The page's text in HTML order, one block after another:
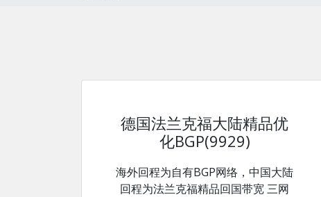
德国法兰克福大陆精品优
化BGP(9929)
海外回程为自有BGP网络，中国大陆
回程为法兰克福精品回国带宽 三网